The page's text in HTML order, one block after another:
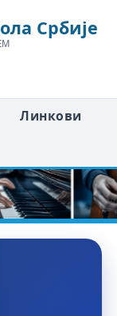
Србије
Линкови